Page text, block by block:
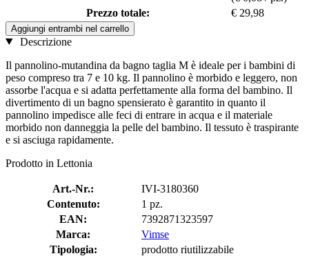
Prezzo totale:
€ 29,98
Aggiungi entrambi nel carrello
Descrizione
Il pannolino-mutandina da bagno taglia M è ideale per i bambini di
peso compreso tra 7 e 10 kg. Il pannolino è morbido e leggero, non
assorbe l'acqua e si adatta perfettamente alla forma del bambino. Il
divertimento di un bagno spensierato è garantito in quanto il
pannolino impedisce alle feci di entrare in acqua e il materiale
morbido non danneggia la pelle del bambino. Il tessuto è traspirante
e si asciuga rapidamente.
Prodotto in Lettonia
Art.-Nr.:
IVI-3180360
Contenuto:
1 pz.
EAN:
7392871323597
Marca:
Vimse
Tipologia:
prodotto riutilizzabile